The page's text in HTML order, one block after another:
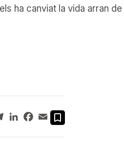
ha canviat la vida arran
TelegramLinkedInFacebook
Email